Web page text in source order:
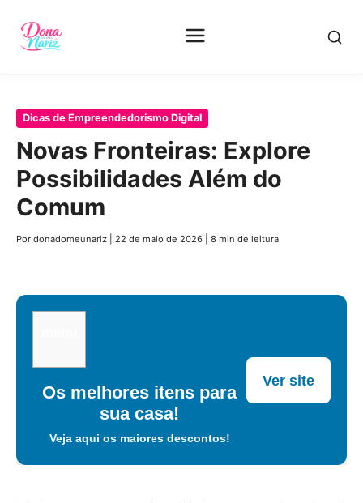
Pular
conteúdo
principal
Dicas de Empreendedorismo Digital
Novas Fronteiras: Explore
Possibilidades Além do
Comum
Por donadomeunariz 22 de maio de 2026 8 min de leitura
Os melhores itens para
sua casa!
Veja aqui os maiores descontos!
Ver site